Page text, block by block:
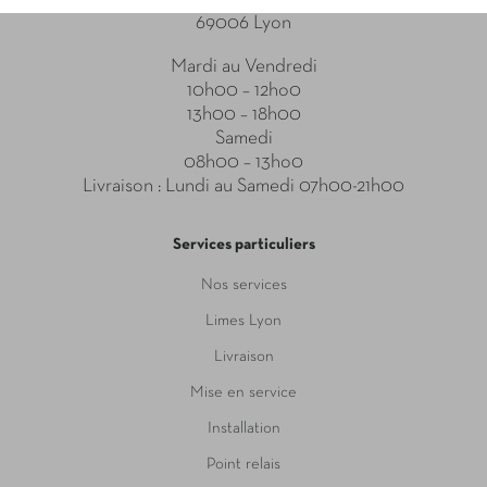
69006 Lyon
Mardi au Vendredi
10h00 – 12ho0
13h00 – 18h00
Samedi
08h00 – 13ho0
Livraison : Lundi au Samedi 07h00-21h00
Services particuliers
Nos services
Limes Lyon
Livraison
Mise en service
Installation
Point relais